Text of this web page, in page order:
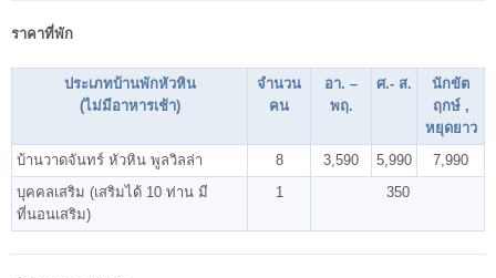
ราคาที่พัก
ประเภทบ้านพักหัวหิน
(ไม่มีอาหารเช้า)
จำนวน
คน
อา. –
พฤ.
ศ.- ส.
นักขัต
ฤกษ์ ,
หยุดยาว
บ้านวาดจันทร์ หัวหิน พูลวิลล่า
8 3,590 5,990
7,990
บุคคลเสริม (เสริมได้ 10 ท่าน มี
ที่นอนเสริม)
1 350